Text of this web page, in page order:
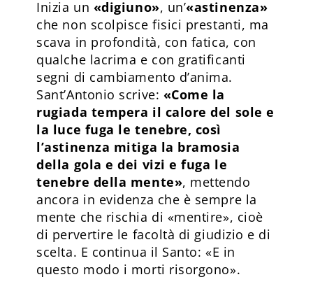
Inizia un «digiuno», un’«astinenza»
che non scolpisce fisici prestanti, ma
scava in profondità, con fatica, con
qualche lacrima e con gratificanti
segni di cambiamento d’anima.
Sant’Antonio scrive: «Come la
rugiada tempera il calore del sole e
la luce fuga le tenebre, così
l’astinenza mitiga la bramosia
della gola e dei vizi e fuga le
tenebre della mente», mettendo
ancora in evidenza che è sempre la
mente che rischia di «mentire», cioè
di pervertire le facoltà di giudizio e di
scelta. E continua il Santo: «E in
questo modo i morti risorgono».